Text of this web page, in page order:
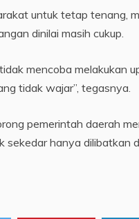
untuk tetap tenang,
dinilai masih cukup.
mencoba
tidak wajar”, tegasnya.
pemerintah daerah
sekedar hanya dilibatkan